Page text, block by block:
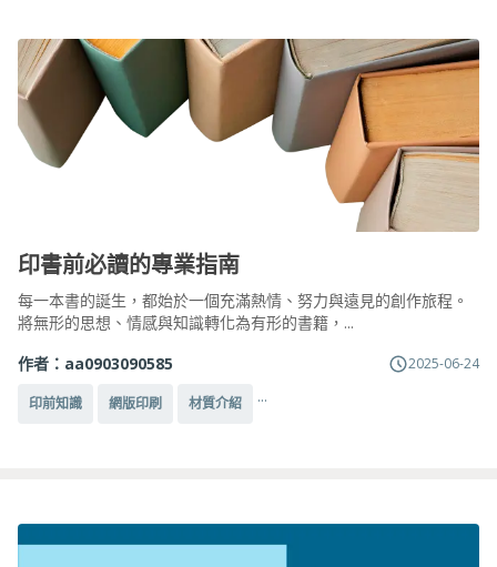
印書前必讀的專業指南
每一本書的誕生，都始於一個充滿熱情、努力與遠見的創作旅程。
將無形的思想、情感與知識轉化為有形的書籍，...
作者： aa0903090585 2025-06-24
印前知識 網版印刷 材質介紹 ...